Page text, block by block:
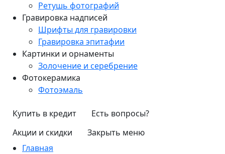
Ретушь фотографий
Гравировка надписей
Шрифты для гравировки
Гравировка эпитафии
Картинки и орнаменты
Золочение и серебрение
Фотокерамика
Фотоэмаль
Купить в кредит
Есть вопросы?
Акции и скидки
Закрыть меню
Главная